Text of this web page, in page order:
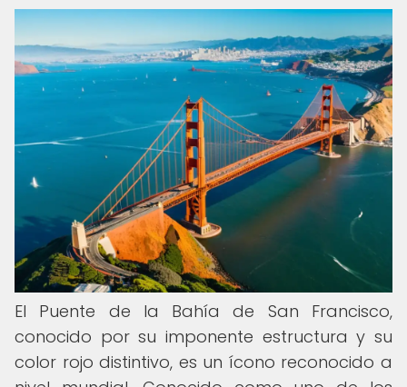
El Puente de la Bahía de San Francisco,
conocido por su imponente estructura y su
color rojo distintivo, es un ícono reconocido a